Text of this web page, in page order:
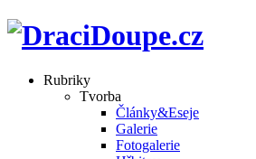
Rubriky
Tvorba
Články&Eseje
Galerie
Fotogalerie